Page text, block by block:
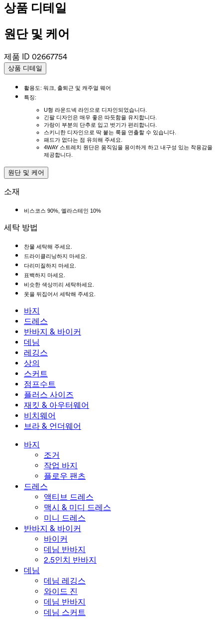
상품 디테일
원단 및 케어
제품 ID 02667754
상품 디테일
활용도: 워크, 출퇴근 및 캐주얼 웨어
특징:
U형 라운드넥 라인으로 디자인되었습니다.
긴팔 디자인은 매우 좋은 따듯함을 유지합니다.
가랑이 부분의 단추로 입고 벗기가 편리합니다.
스키니한 디자인으로 딱 붙는 룩을 연출할 수 있습니다.
패드가 없다는 점 유의해 주세요.
4WAY 스트레치 원단은 움직임을 용이하게 하고 내구성 있는 착용감을
제공합니다.
원단 및 케어
소재
비스코스 90%, 엘라스테인 10%
세탁 방법
찬물 세탁해 주세요.
드라이클리닝하지 마세요.
다리미질하지 마세요.
표백하지 마세요.
비슷한 색상끼리 세탁하세요.
옷을 뒤집어서 세탁해 주세요.
바지
바지
조거
작업 바지
플로우 팬츠
드레스
드레스
액티브 드레스
맥시 & 미디 드레스
미니 드레스
반바지 & 바이커
반바지 & 바이커
바이커
데님 반바지
2.5인치 반바지
데님
데님
데님 레깅스
와이드 진
데님 반바지
데님 스커트
레깅스
레깅스
데님 레깅스
힙업 레깅스
요가 레깅스
상의
상의
스포츠 브라
티셔츠
스커트
스커트
액티브 스커트
미니 스커트
맥시 & 미디 스커트
점프수트
점프수트
오버롤
롬퍼
플러스 사이즈
플러스 사이즈
플러스 사이즈 하의
플러스 사이즈 상의
플러스 사이즈 드레스
재킷 & 아우터웨어
재킷 & 아우터웨어
재킷 & 아우터웨어
아우터웨어
비치웨어
비치웨어
수영복 상의
수영복 세트
브라 & 언더웨어
브라 & 언더웨어
언더웨어
바지
조거
작업 바지
플로우 팬츠
드레스
액티브 드레스
맥시 & 미디 드레스
미니 드레스
반바지 & 바이커
바이커
데님 반바지
2.5인치 반바지
데님
데님 레깅스
와이드 진
데님 반바지
데님 스커트